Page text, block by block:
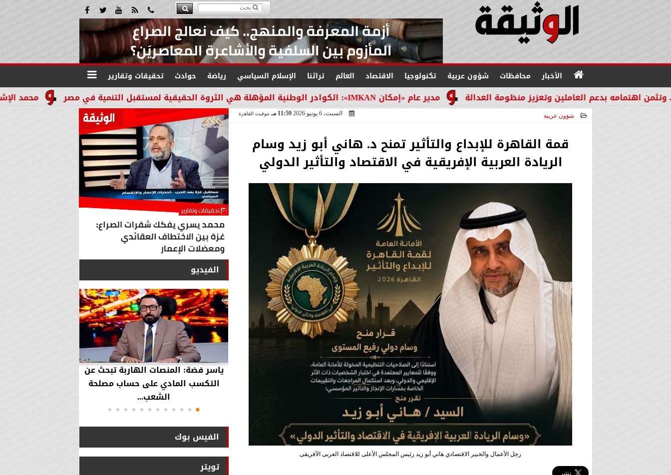
الأخبار محافظات شؤون عربية تكنولوجيا الاقتصاد العالم تراثنا الإسلام السياسي رياضة حوادث تحقيقات وتقارير
محمد الإشعابي: هيبة مدير عام «إمكان IMKAN»: الكوادر الوطنية المؤهلة هي الثروة الحقيقية لمستقبل التنمية في مصر العاملين وتعزيز منظومة العدالة
شؤون عربية السبت، 6 يونيو 2026 11:59 مـ بتوقيت القاهرة
قمة القاهرة للإبداع والتأثير تمنح د. هاني أبو زيد وسام
الريادة العربية الإفريقية في الاقتصاد والتأثير الدولي
رجل الأعمال والخبير الاقتصادي هاني أبو زيد رئيس المجلس الأعلى للاقتصاد العربى الأفريقى
الفيديو
أستاذ كيمياء حيوية: غلي اللبن السايب
في المنازل لا يقضي على الأمراض...
ياسر فضة: المنصات الهاربة تبحث عن
التكسب المادي على حساب مصلحة
الشعب...
الفيس بوك
تويتر